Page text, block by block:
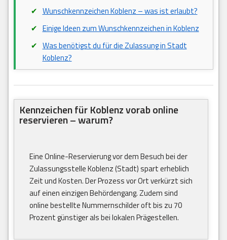
Wunschkennzeichen Koblenz – was ist erlaubt?
Einige Ideen zum Wunschkennzeichen in Koblenz
Was benötigst du für die Zulassung in Stadt
Koblenz?
Kennzeichen für Koblenz vorab online
reservieren – warum?
Eine Online-Reservierung vor dem Besuch bei der
Zulassungsstelle Koblenz (Stadt) spart erheblich
Zeit und Kosten. Der Prozess vor Ort verkürzt sich
auf einen einzigen Behördengang. Zudem sind
online bestellte Nummernschilder oft bis zu 70
Prozent günstiger als bei lokalen Prägestellen.